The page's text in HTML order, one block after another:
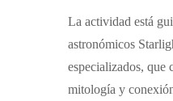
La actividad está
astronómicos
especializados, que
mitología y